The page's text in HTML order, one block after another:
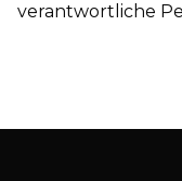
verantwortliche